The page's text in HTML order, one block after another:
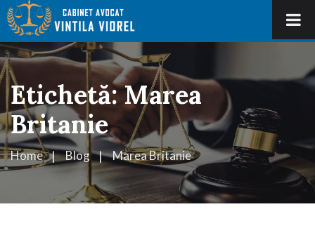
Etichetă:Marea
Britanie
Home Blog Marea Britanie